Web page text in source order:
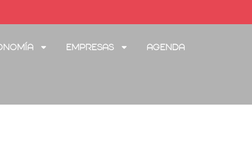
Empresas Agenda